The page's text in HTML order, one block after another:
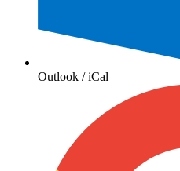
Outlook / iCal